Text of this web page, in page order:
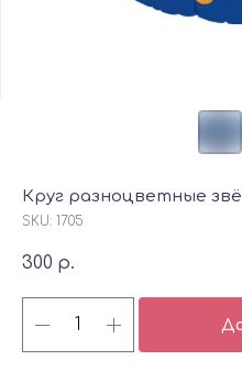
Круг разноцветные
SKU: 1705
300 р.